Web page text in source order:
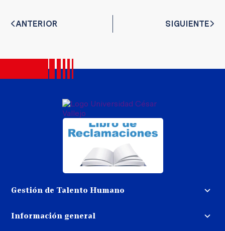
ANTERIOR SIGUIENTE
Gestión de Talento Humano
Trabaja con nosotros
Información general